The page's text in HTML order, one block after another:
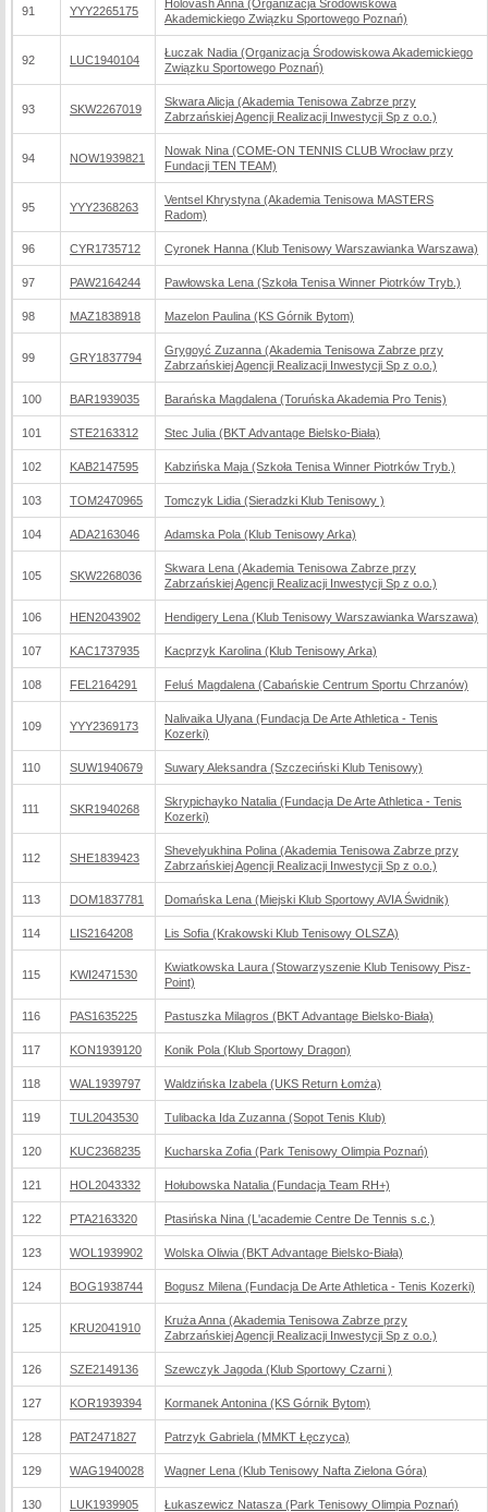
91 YYY2265175
Holovash Anna (Organizacja Środowiskowa
Akademickiego Związku Sportowego Poznań)
92 LUC1940104
Łuczak Nadia (Organizacja Środowiskowa Akademickiego
Związku Sportowego Poznań)
93 SKW2267019
Skwara Alicja (Akademia Tenisowa Zabrze przy
Zabrzańskiej Agencji Realizacji Inwestycji Sp z o.o.)
94 NOW1939821
Nowak Nina (COME-ON TENNIS CLUB Wrocław przy
Fundacji TEN TEAM)
95 YYY2368263
Ventsel Khrystyna (Akademia Tenisowa MASTERS
Radom)
96 CYR1735712 Cyronek Hanna (Klub Tenisowy Warszawianka Warszawa)
97 PAW2164244 Pawłowska Lena (Szkoła Tenisa Winner Piotrków Tryb.)
98 MAZ1838918 Mazelon Paulina (KS Górnik Bytom)
99 GRY1837794
Grygoyć Zuzanna (Akademia Tenisowa Zabrze przy
Zabrzańskiej Agencji Realizacji Inwestycji Sp z o.o.)
100 BAR1939035 Barańska Magdalena (Toruńska Akademia Pro Tenis)
101 STE2163312 Stec Julia (BKT Advantage Bielsko-Biała)
102 KAB2147595 Kabzińska Maja (Szkoła Tenisa Winner Piotrków Tryb.)
103 TOM2470965 Tomczyk Lidia (Sieradzki Klub Tenisowy )
104 ADA2163046 Adamska Pola (Klub Tenisowy Arka)
105 SKW2268036
Skwara Lena (Akademia Tenisowa Zabrze przy
Zabrzańskiej Agencji Realizacji Inwestycji Sp z o.o.)
106 HEN2043902 Hendigery Lena (Klub Tenisowy Warszawianka Warszawa)
107 KAC1737935 Kacprzyk Karolina (Klub Tenisowy Arka)
108 FEL2164291 Feluś Magdalena (Cabańskie Centrum Sportu Chrzanów)
109 YYY2369173
Nalivaika Ulyana (Fundacja De Arte Athletica - Tenis
Kozerki)
110 SUW1940679 Suwary Aleksandra (Szczeciński Klub Tenisowy)
111 SKR1940268
Skrypichayko Natalia (Fundacja De Arte Athletica - Tenis
Kozerki)
112 SHE1839423
Shevelyukhina Polina (Akademia Tenisowa Zabrze przy
Zabrzańskiej Agencji Realizacji Inwestycji Sp z o.o.)
113 DOM1837781 Domańska Lena (Miejski Klub Sportowy AVIA Świdnik)
114 LIS2164208 Lis Sofia (Krakowski Klub Tenisowy OLSZA)
115 KWI2471530
Kwiatkowska Laura (Stowarzyszenie Klub Tenisowy Pisz-
Point)
116 PAS1635225 Pastuszka Milagros (BKT Advantage Bielsko-Biała)
117 KON1939120 Konik Pola (Klub Sportowy Dragon)
118 WAL1939797 Waldzińska Izabela (UKS Return Łomża)
119 TUL2043530 Tulibacka Ida Zuzanna (Sopot Tenis Klub)
120 KUC2368235 Kucharska Zofia (Park Tenisowy Olimpia Poznań)
121 HOL2043332 Hołubowska Natalia (Fundacja Team RH+)
122 PTA2163320 Ptasińska Nina (L'academie Centre De Tennis s.c.)
123 WOL1939902 Wolska Oliwia (BKT Advantage Bielsko-Biała)
124 BOG1938744 Bogusz Milena (Fundacja De Arte Athletica - Tenis Kozerki)
125 KRU2041910
Kruża Anna (Akademia Tenisowa Zabrze przy
Zabrzańskiej Agencji Realizacji Inwestycji Sp z o.o.)
126 SZE2149136 Szewczyk Jagoda (Klub Sportowy Czarni )
127 KOR1939394 Kormanek Antonina (KS Górnik Bytom)
128 PAT2471827 Patrzyk Gabriela (MMKT Łęczyca)
129 WAG1940028 Wagner Lena (Klub Tenisowy Nafta Zielona Góra)
130 LUK1939905 Łukaszewicz Natasza (Park Tenisowy Olimpia Poznań)